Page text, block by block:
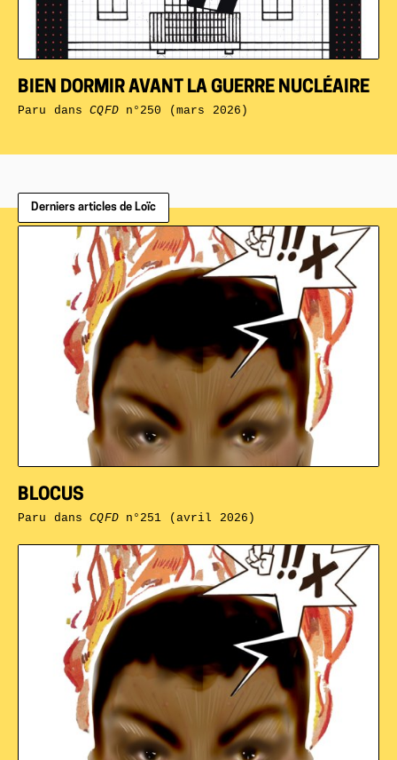
BIEN DORMIR AVANT LA GUERRE NUCLÉAIRE
Paru dansCQFDn°250 (mars 2026)
Derniers articles de Loïc
BLOCUS
Paru dansCQFDn°251 (avril 2026)